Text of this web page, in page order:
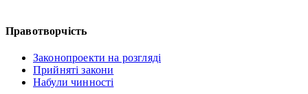
Правотворчість
Законопроекти на розгляді
Прийняті закони
Набули чинності